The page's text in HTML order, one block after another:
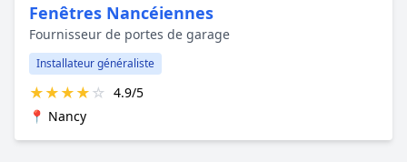
Fenêtres Nancéiennes
Fournisseur de portes de garage
Installateur généraliste
★★★★☆ 4.9/5
📍 Nancy